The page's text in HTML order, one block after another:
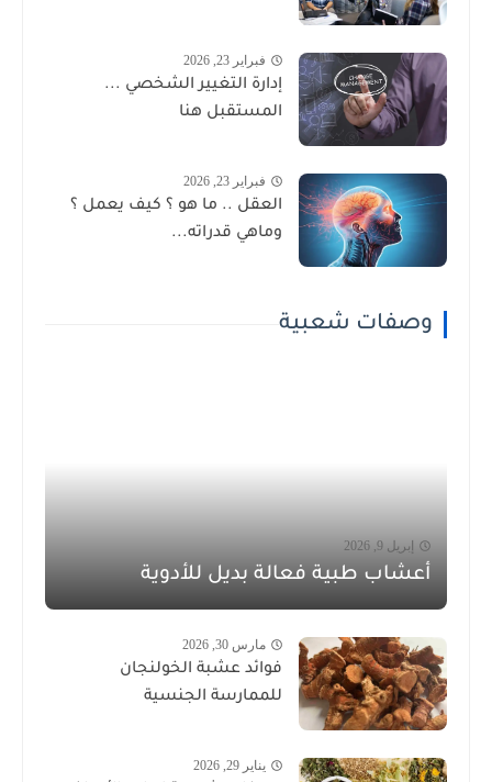
فبراير 23, 2026
إدارة التغيير الشخصي ...
المستقبل هنا
فبراير 23, 2026
العقل .. ما هو ؟ كيف يعمل ؟
وماهي قدراته...
وصفات شعبية
إبريل 9, 2026
أعشاب طبية فعالة بديل للأدوية
مارس 30, 2026
فوائد عشبة الخولنجان
للممارسة الجنسية
يناير 29, 2026